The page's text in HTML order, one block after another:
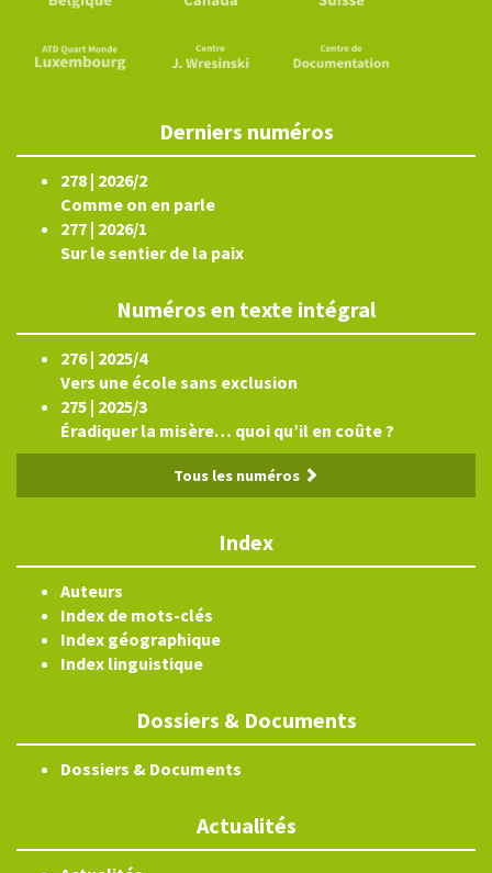
Derniers numéros
278 | 2026/2
Comme on en parle
277 | 2026/1
Sur le sentier de la paix
Numéros en texte intégral
276 | 2025/4
Vers une école sans exclusion
275 | 2025/3
Éradiquer la misère… quoi qu’il en coûte ?
Tous les numéros
Index
Auteurs
Index de mots-clés
Index géographique
Index linguistique
Dossiers & Documents
Dossiers & Documents
Actualités